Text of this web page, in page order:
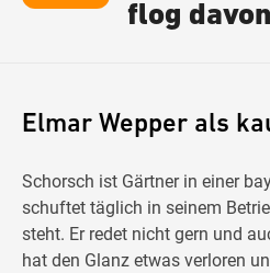
flog davon
Elmar Wepper als
Schorsch ist Gärtner in einer
schuftet täglich in seinem
steht. Er redet nicht gern und
hat den Glanz etwas verloren